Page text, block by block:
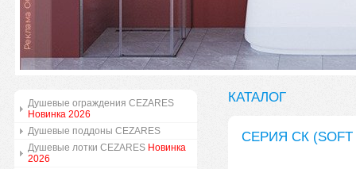
Душевые ограждения CEZARES
Новинка 2026
Душевые поддоны CEZARES
Душевые лотки CEZARES Новинка
2026
КАТАЛОГ
СЕРИЯ СК (SOFT